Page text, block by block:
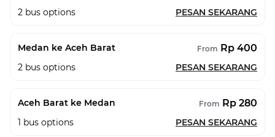
2 bus options PESAN SEKARANG
Medan ke Aceh Barat From Rp 400
2 bus options PESAN SEKARANG
Aceh Barat ke Medan From Rp 280
1 bus options PESAN SEKARANG